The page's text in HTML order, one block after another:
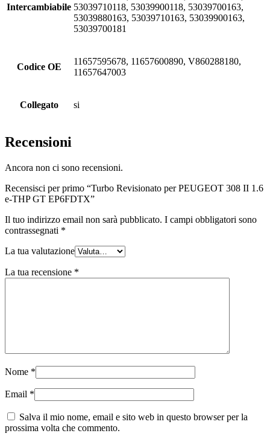
Intercambiabile 53039710118, 53039900118, 53039700163,
53039880163, 53039710163, 53039900163,
53039700181
Codice OE
11657595678, 11657600890, V860288180,
11657647003
Collegato si
Recensioni
Ancora non ci sono recensioni.
Recensisci per primo “Turbo Revisionato per PEUGEOT 308 II 1.6
e-THP GT EP6FDTX”
Il tuo indirizzo email non sarà pubblicato. I campi obbligatori sono
contrassegnati *
La tua valutazione
La tua recensione *
Nome *
Email *
Salva il mio nome, email e sito web in questo browser per la
prossima volta che commento.